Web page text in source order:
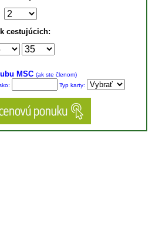
cestujúcich:
MSC (ak ste členom)
Typ karty: